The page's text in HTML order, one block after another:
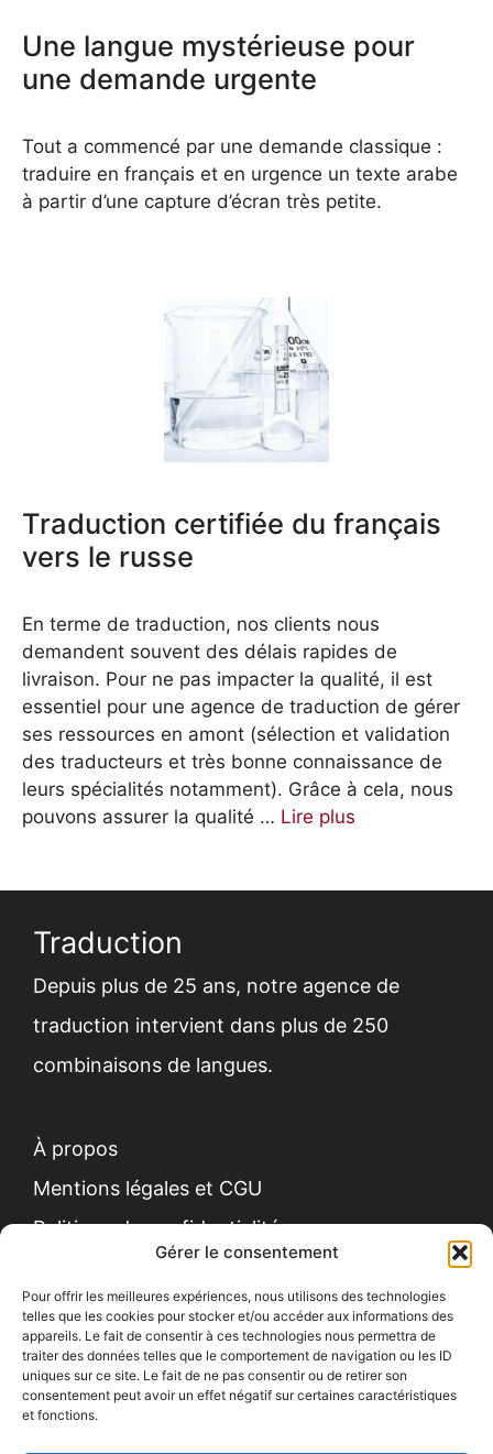
Gérer le consentement
Pour offrir les meilleures expériences, nous utilisons des technologies
telles que les cookies pour stocker et/ou accéder aux informations des
appareils. Le fait de consentir à ces technologies nous permettra de
traiter des données telles que le comportement de navigation ou les ID
uniques sur ce site. Le fait de ne pas consentir ou de retirer son
consentement peut avoir un effet négatif sur certaines caractéristiques
et fonctions.
Une langue mystérieuse pour
une demande urgente
Tout a commencé par une demande classique :
traduire en français et en urgence un texte arabe
à partir d’une capture d’écran très petite.
Traduction certifiée du français
vers le russe
En terme de traduction, nos clients nous
demandent souvent des délais rapides de
livraison. Pour ne pas impacter la qualité, il est
essentiel pour une agence de traduction de gérer
ses ressources en amont (sélection et validation
des traducteurs et très bonne connaissance de
leurs spécialités notamment). Grâce à cela, nous
pouvons assurer la qualité … Lire plus
Traduction
Depuis plus de 25 ans, notre agence de
traduction intervient dans plus de 250
combinaisons de langues.
À propos
Mentions légales et CGU
Politique de confidentialité
Contact
Recrutement